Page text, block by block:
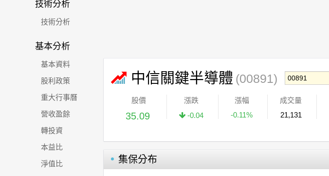
技術分析
技術分析
基本分析
基本資料
股利政策
重大行事曆
營收盈餘
轉投資
本益比
淨值比
中信關鍵半導體 (00891)
股價
35.09
漲跌
-0.04
漲幅
-0.11%
成交量
21,131
集保分布